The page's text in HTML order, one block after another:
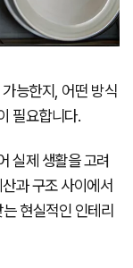
능한지, 어떤 방식
필요합니다.
실제 생활을 고려
과 구조 사이에서
현실적인 인테리